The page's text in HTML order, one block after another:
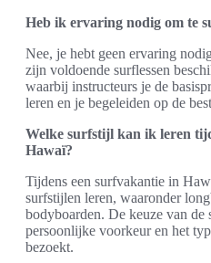
Heb ik ervaring nodig om te
Nee, je hebt geen ervaring
zijn voldoende surflessen
waarbij instructeurs je de
leren en je begeleiden op de
Welke surfstijl kan ik leren
Hawaï?
Tijdens een surfvakantie in
surfstijlen leren, waaronder
bodyboarden. De keuze van de
persoonlijke voorkeur en het
bezoekt.